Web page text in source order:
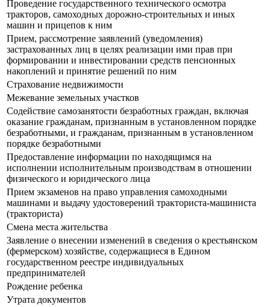
Проведение государственного технического осмотра
тракторов, самоходных дорожно-строительных и иных
машин и прицепов к ним
Прием, рассмотрение заявлений (уведомления)
застрахованных лиц в целях реализации ими прав при
формировании и инвестировании средств пенсионных
накоплений и принятие решений по ним
Страхование недвижимости
Межевание земельных участков
Содействие самозанятости безработных граждан, включая
оказание гражданам, признанным в установленном порядке
безработными, и гражданам, признанным в установленном
порядке безработными
Предоставление информации по находящимся на
исполнении исполнительным производствам в отношении
физического и юридического лица
Прием экзаменов на право управления самоходными
машинами и выдачу удостоверений тракториста-машиниста
(тракториста)
Смена места жительства
Заявление о внесении изменений в сведения о крестьянском
(фермерском) хозяйстве, содержащиеся в Едином
государственном реестре индивидуальных
предпринимателей
Рождение ребенка
Утрата документов